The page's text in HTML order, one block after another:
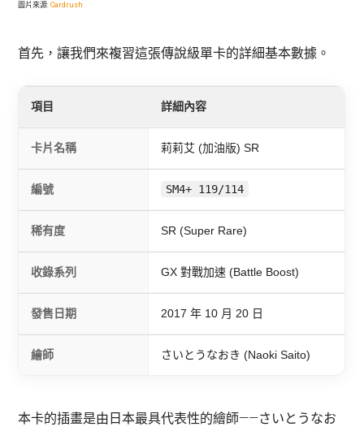
圖片來源:Cardrush
首先，讓我們來複習這張傳說級單卡的詳細基本數據。
項目 詳細內容
卡片名稱 莉莉艾 (加油版) SR
編號 SM4+ 119/114
稀有度 SR (Super Rare)
收錄系列 GX 對戰加速 (Battle Boost)
發售日期 2017 年 10 月 20 日
繪師 さいとうなおき (Naoki Saito)
本卡的插畫是由日本最具代表性的繪師——さいとうなお